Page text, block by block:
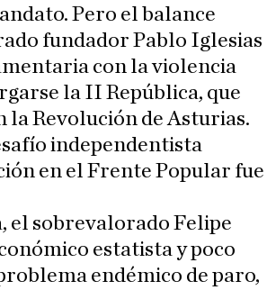
Pero el balance
fundador Pablo Iglesias
con la violencia
la II República, que
la Revolución de Asturias.
independentista
en el Frente Popular fue
el sobrevalorado Felipe
estatista y poco
endémico de paro,